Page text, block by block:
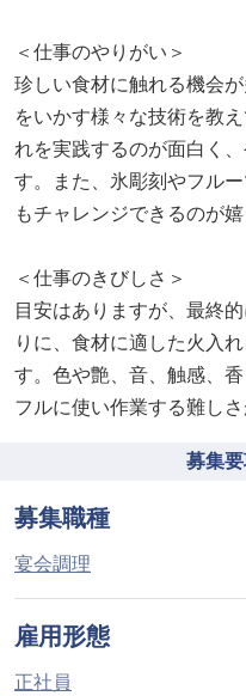
＜仕事のやりがい＞
珍しい食材に触れる機会
をいかす様々な技術を教
れを実践するのが面白く
す。また、氷彫刻やフル
もチャレンジできるのが嬉
＜仕事のきびしさ＞
目安はありますが、最終
りに、食材に適した火入
す。色や艶、音、触感、
フルに使い作業する難しさ
募集
募集職種
宴会調理
雇用形態
正社員